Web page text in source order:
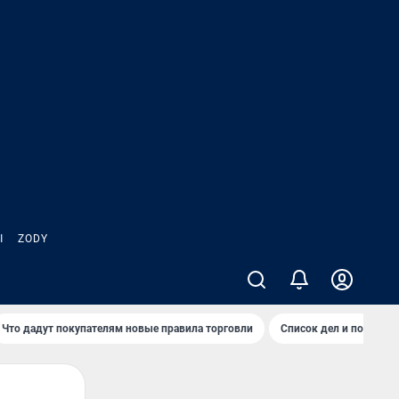
ZODY
Что дадут покупателям новые правила торговли Список дел и покупок